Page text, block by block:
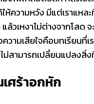
ให้ความหวัง มีแต่เราแหล
แล้วเหงาไม่ต่างจากโสด
วามเสียใจคือบทเรียนที่เ
ม่สามารถเปลี่ยนแปลงสิ่
ศร้าอกหัก